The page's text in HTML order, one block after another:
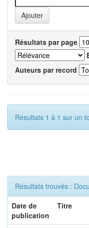
Résultats par page
Auteurs par record
Résultats 1 à 1 sur un
Résultats trouvés :
Date de
publication
Titre